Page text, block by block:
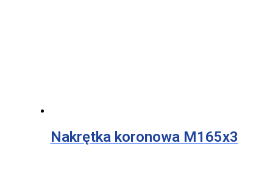
Nakrętka koronowa M165x3